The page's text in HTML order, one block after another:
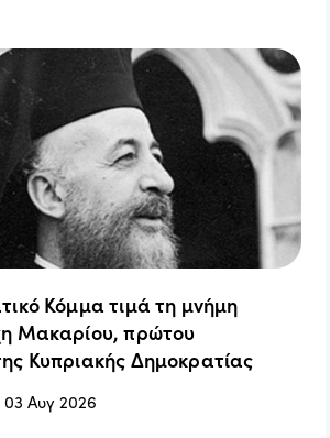
Κόμμα τιμά τη μνήμη
Μακαρίου, πρώτου
Κυπριακής Δημοκρατίας
03 Αυγ 2026